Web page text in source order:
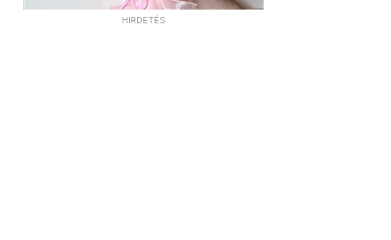
HIRDETÉS